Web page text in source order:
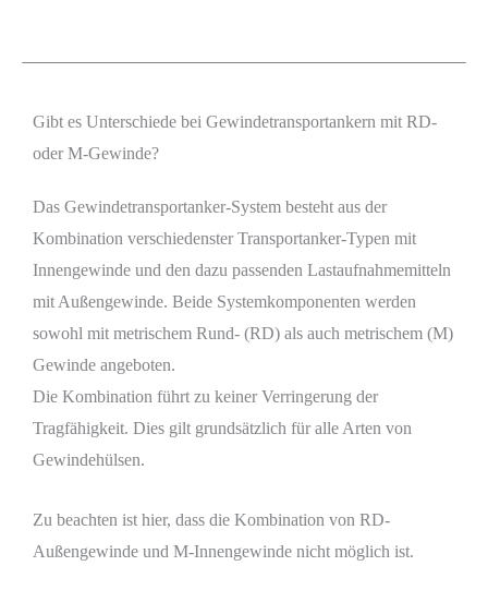
Gibt es Unterschiede bei Gewindetransportankern mit RD-
oder M-Gewinde?
Das Gewindetransportanker-System besteht aus der
Kombination verschiedenster Transportanker-Typen mit
Innengewinde und den dazu passenden Lastaufnahmemitteln
mit Außengewinde. Beide Systemkomponenten werden
sowohl mit metrischem Rund- (RD) als auch metrischem (M)
Gewinde angeboten.
Die Kombination führt zu keiner Verringerung der
Tragfähigkeit. Dies gilt grundsätzlich für alle Arten von
Gewindehülsen.
Zu beachten ist hier, dass die Kombination von RD-
Außengewinde und M-Innengewinde nicht möglich ist.